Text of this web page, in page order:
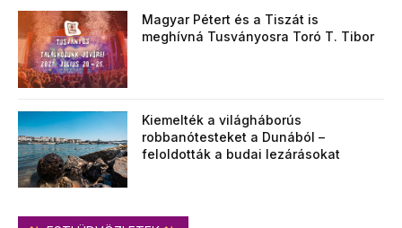
Magyar Pétert és a Tiszát is
meghívná Tusványosra Toró T. Tibor
Kiemelték a világháborús
robbanótesteket a Dunából –
feloldották a budai lezárásokat